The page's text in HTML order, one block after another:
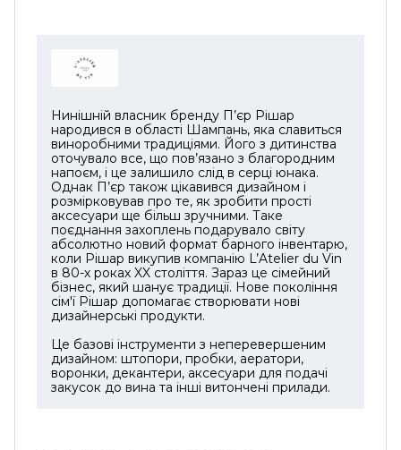
Нинішній власник бренду П’єр Рішар
народився в області Шампань, яка славиться
виноробними традиціями. Його з дитинства
оточувало все, що пов’язано з благородним
напоєм, і це залишило слід в серці юнака.
Однак П’єр також цікавився дизайном і
розмірковував про те, як зробити прості
аксесуари ще більш зручними. Таке
поєднання захоплень подарувало світу
абсолютно новий формат барного інвентарю,
коли Рішар викупив компанію L’Atelier du Vin
в 80-х роках XX століття. Зараз це сімейний
бізнес, який шанує традиції. Нове покоління
сім'ї Рішар допомагає створювати нові
дизайнерські продукти.
Це базові інструменти з неперевершеним
дизайном: штопори, пробки, аератори,
воронки, декантери, аксесуари для подачі
закусок до вина та інші витончені прилади.